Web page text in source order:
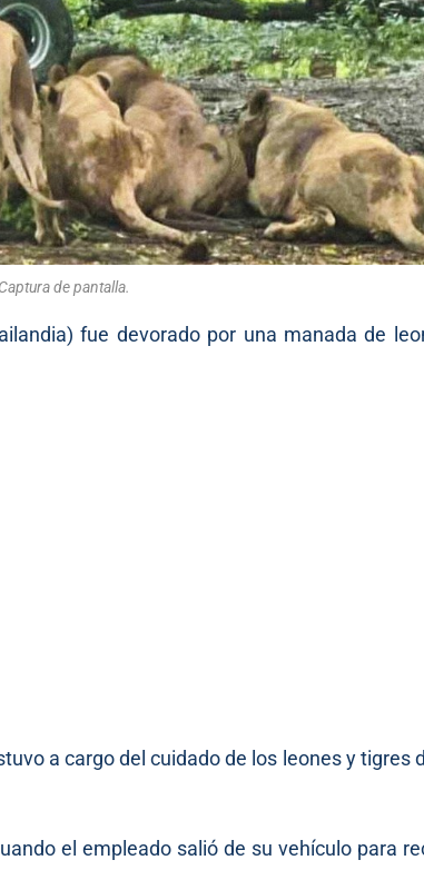
Captura de pantalla.
fue devorado por una manada de
a cargo del cuidado de los leones y tigres
el empleado salió de su vehículo para